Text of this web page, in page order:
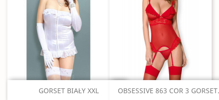
Szybki podgląd
GORSET BIAŁY XXL Szybki podgląd
OBSESSIVE 863 COR 3